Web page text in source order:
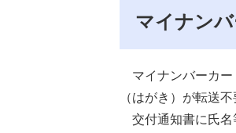
マイナン
マイナンバーカー
（はがき）が転送
交付通知書に氏名